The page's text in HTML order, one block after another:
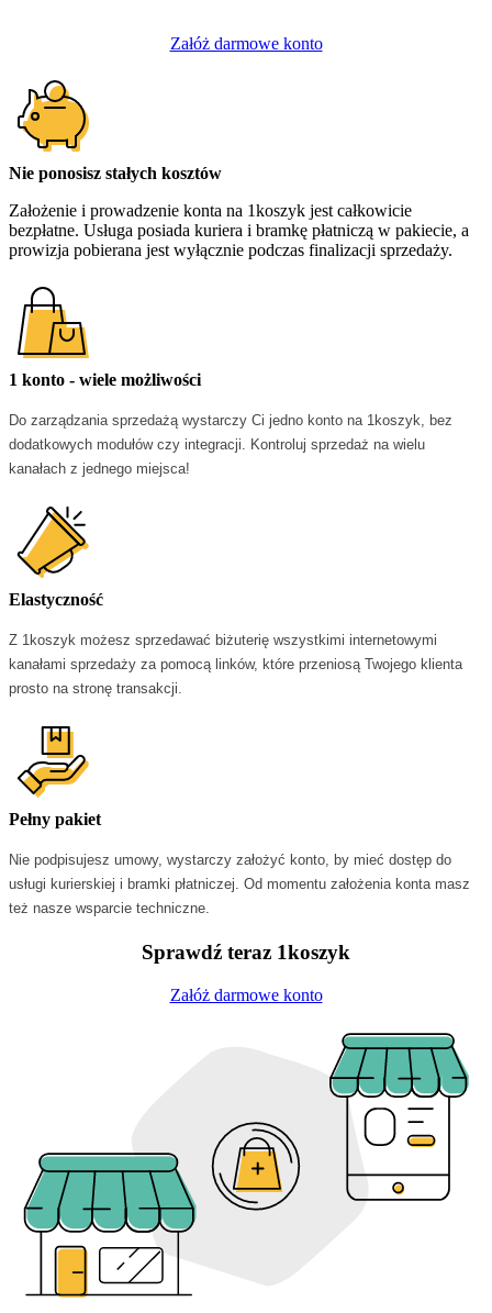
Załóż darmowe konto
Nie ponosisz stałych kosztów
Założenie i prowadzenie konta na 1koszyk jest całkowicie
bezpłatne. Usługa posiada kuriera i bramkę płatniczą w pakiecie, a
prowizja pobierana jest wyłącznie podczas finalizacji sprzedaży.
1 konto - wiele możliwości
Do zarządzania sprzedażą wystarczy Ci jedno konto na 1koszyk, bez
dodatkowych modułów czy integracji. Kontroluj sprzedaż na wielu
kanałach z jednego miejsca!
Elastyczność
Z 1koszyk możesz sprzedawać biżuterię wszystkimi internetowymi
kanałami sprzedaży za pomocą linków, które przeniosą Twojego klienta
prosto na stronę transakcji.
Pełny pakiet
Nie podpisujesz umowy, wystarczy założyć konto, by mieć dostęp do
usługi kurierskiej i bramki płatniczej. Od momentu założenia konta masz
też nasze wsparcie techniczne.
Sprawdź teraz 1koszyk
Załóż darmowe konto